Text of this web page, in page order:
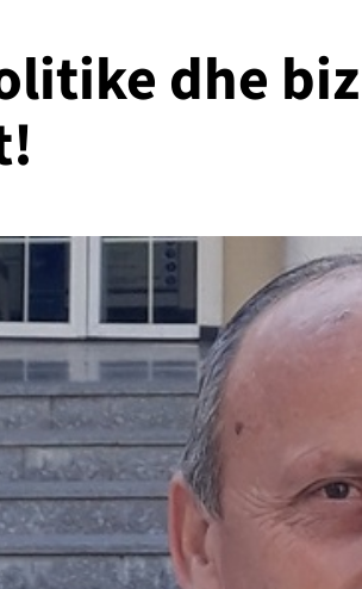
dhe